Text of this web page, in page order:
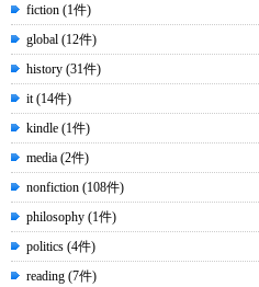
fiction (1件)
global (12件)
history (31件)
it (14件)
kindle (1件)
media (2件)
nonfiction (108件)
philosophy (1件)
politics (4件)
reading (7件)